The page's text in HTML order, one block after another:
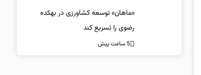
«ماهان» توسعه کشاورزی در بهکده
رضوی را تسریع کند
5 ساعت پیش